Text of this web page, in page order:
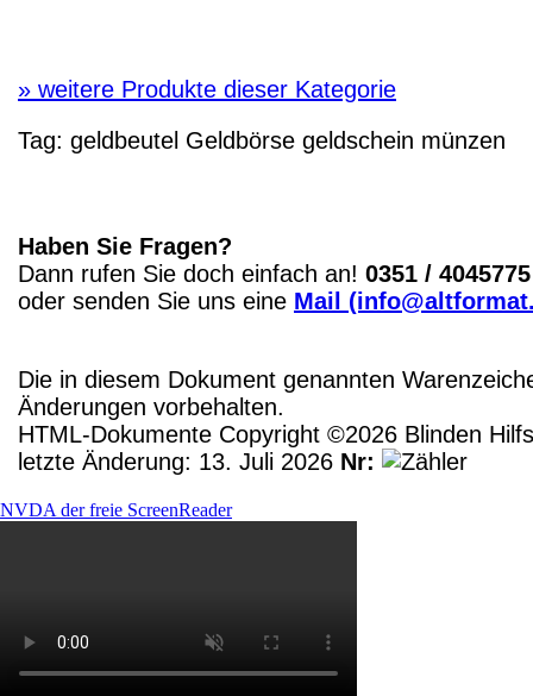
» weitere Produkte dieser Kategorie
Tag: geldbeutel Geldbörse geldschein münzen
Haben Sie Fragen?
Dann rufen Sie doch einfach an! 0351 / 4045775
oder senden Sie uns eine Mail
Die in diesem Dokument genannten
Änderungen vorbehalten.
HTML-Dokumente Copyright ©2026 Blinden
letzte Änderung: 13. Juli 2026 Nr:
NVDA der freie ScreenReader